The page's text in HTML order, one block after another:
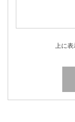
上に